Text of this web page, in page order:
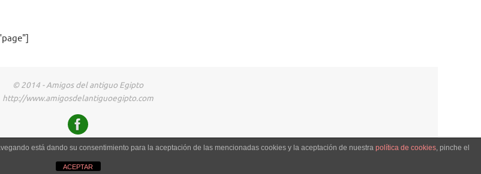
© 2014 - Amigos del antiguo Egipto
http://www.amigosdelantiguoegipto.com
Creado conTempera&WordPress.
está dando su consentimiento para la aceptación de las mencionadas cookies y la aceptación de nuestra política de cookies, pinche el
ACEPTAR